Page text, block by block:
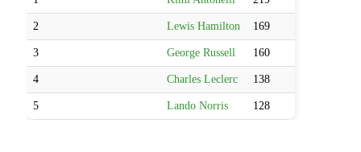
2 Lewis Hamilton 169
3 George Russell 160
4 Charles Leclerc 138
5 Lando Norris 128